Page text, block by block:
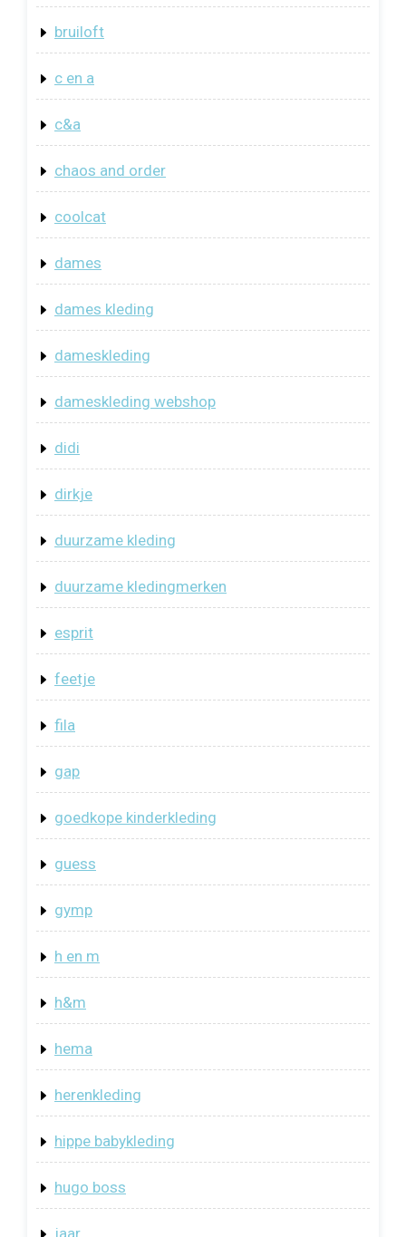
bruiloft
c en a
c&a
chaos and order
coolcat
dames
dames kleding
dameskleding
dameskleding webshop
didi
dirkje
duurzame kleding
duurzame kledingmerken
esprit
feetje
fila
gap
goedkope kinderkleding
guess
gymp
h en m
h&m
hema
herenkleding
hippe babykleding
hugo boss